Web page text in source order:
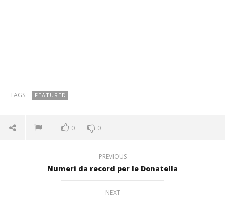
TAGS: FEATURED
0 0
PREVIOUS
Numeri da record per le Donatella
NEXT